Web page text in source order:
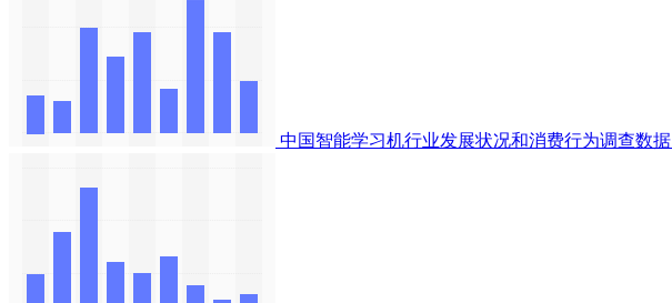
中国智能学习机行业发展状况和消费行为调查数据